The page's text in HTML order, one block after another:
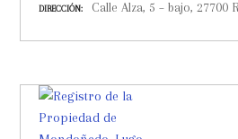
DIRECCIÓN Calle Alza, 5 – bajo, 27700